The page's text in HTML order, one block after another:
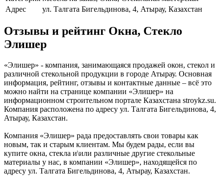
Адрес
ул. Талгата Бигельдинова, 4, Атырау, Казахстан
Отзывы и рейтинг Окна, Стекло
Элишер
«Элишер» - компания, занимающаяся продажей окон, стекол и
различной стекольной продукции в городе Атырау. Основная
информация, рейтинг, отзывы и контактные данные – всё это
можно найти на странице компании «Элишер» на
информационном строительном портале Казахстана stroykz.su.
Компания расположена по адресу ул. Талгата Бигельдинова, 4,
Атырау, Казахстан.
Компания «Элишер» рада предоставлять свои товары как
новым, так и старым клиентам. Мы будем рады, если вы
купите окна, стекла и\или различные другие стекольные
материалы у нас, в компании «Элишер», находящейся по
адресу ул. Талгата Бигельдинова, 4, Атырау, Казахстан.